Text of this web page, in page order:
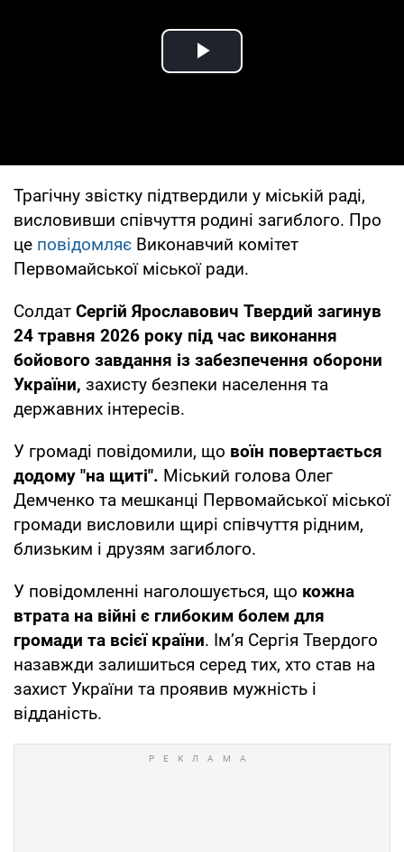
Play Video
Трагічну звістку підтвердили у міській раді,
висловивши співчуття родині загиблого. Про
це повідомляє Виконавчий комітет
Первомайської міської ради.
Солдат Сергій Ярославович Твердий загинув
24 травня 2026 року під час виконання
бойового завдання із забезпечення оборони
України, захисту безпеки населення та
державних інтересів.
У громаді повідомили, що воїн повертається
додому "на щиті". Міський голова Олег
Демченко та мешканці Первомайської міської
громади висловили щирі співчуття рідним,
близьким і друзям загиблого.
У повідомленні наголошується, що кожна
втрата на війні є глибоким болем для
громади та всієї країни. Ім’я Сергія Твердого
назавжди залишиться серед тих, хто став на
захист України та проявив мужність і
відданість.